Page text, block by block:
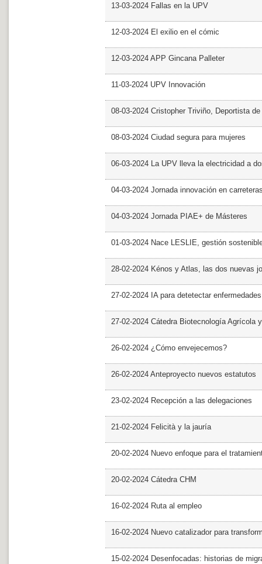
13-03-2024 Fallas en la UPV
12-03-2024 El exilio en el cómic
12-03-2024 APP Gincana Palleter
11-03-2024 UPV Innovación
08-03-2024 Cristopher Triviño, Deportista
08-03-2024 Ciudad segura para mujeres
06-03-2024 La UPV lleva la electricidad a
04-03-2024 Jornada innovación en
04-03-2024 Jornada PIAE+ de Másteres
01-03-2024 Nace LESLIE, gestión
28-02-2024 Kénos y Atlas, las dos nuevas
27-02-2024 IA para detetectar
27-02-2024 Cátedra Biotecnología Agrícola
26-02-2024 ¿Cómo envejecemos?
26-02-2024 Anteproyecto nuevos estatutos
23-02-2024 Recepción a las delegaciones
21-02-2024 Felicità y la jauría
20-02-2024 Nuevo enfoque para el
20-02-2024 Cátedra CHM
16-02-2024 Ruta al empleo
16-02-2024 Nuevo catalizador para
15-02-2024 Desenfocadas: historias de